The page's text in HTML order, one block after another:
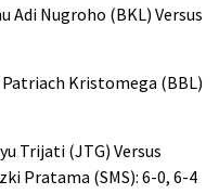
Adi Nugroho (BKL) Versus
Kristomega (BBL)
Trijati (JTG) Versus
Pratama (SMS): 6-0, 6-4